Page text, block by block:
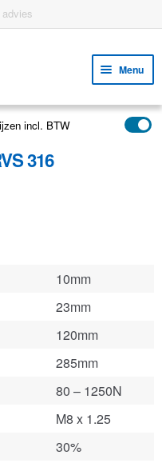
Menu
incl. BTW
316
10mm
23mm
120mm
285mm
80 – 1250N
M8 x 1.25
30%